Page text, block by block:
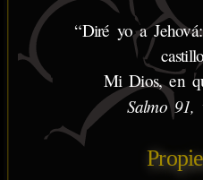
“Diré yo a
Mi Dios, en
Salmo 91,